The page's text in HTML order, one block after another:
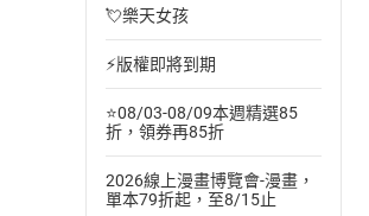
💘樂天女孩
⚡版權即將到期
⭐08/03-08/09本週精選85
折，領券再85折
2026線上漫畫博覽會-漫畫，
單本79折起，至8/15止